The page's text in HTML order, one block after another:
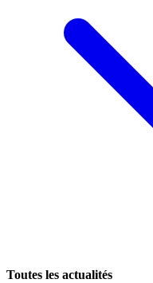
Toutes les actualités